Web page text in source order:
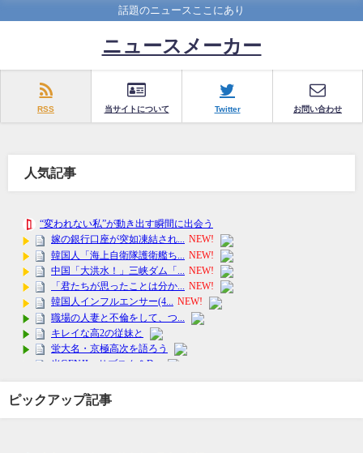
話題のニュースここにあり
ニュースメーカー
RSS 当サイトについて Twitter お問い合わせ
人気記事
ピックアップ記事